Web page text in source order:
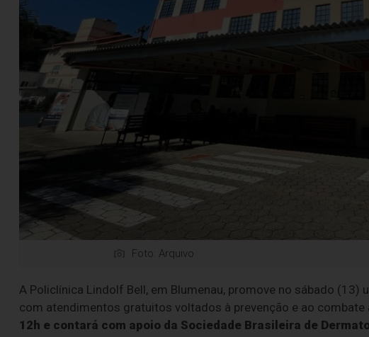
Foto: Arquivo
A Policlínica Lindolf Bell, em Blumenau, promove no sábado (13)
com atendimentos gratuitos voltados à prevenção e ao combate
12h e contará com apoio da Sociedade Brasileira de